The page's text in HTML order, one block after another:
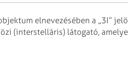
elnevezésében a „3I”
(interstelláris) látogató,